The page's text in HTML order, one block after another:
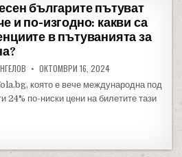
българите пътуват
и по-изгодно: какви са
в пътуванията за
ОКТОМВРИ 16, 2024
която е вече международна под
24% по-ниски цени на билетите тази
ЕСЕН БЪЛГАРИТЕ ПЪТУВАТ ПОВЕЧЕ И ПО-